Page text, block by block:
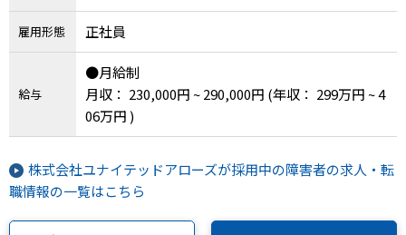
雇用形態 正社員
給与
●月給制
月収： 230,000円 ~ 290,000円 (年収： 299万円 ~ 4
06万円 )
株式会社ユナイテッドアローズが採用中の障害者の求人・転
職情報の一覧はこちら